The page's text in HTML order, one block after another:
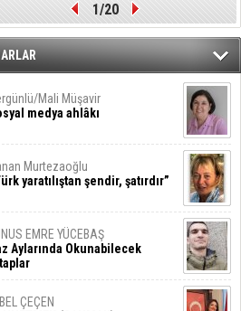
DURMALARINA HIZLI MÜDAHALE
YÖNELİK ÖNLENMESİ İÇİN
ÖNEMLİ ADIM
1/20
Mali Müşavir
medya ahlâkı
Murtezaoğlu
yaratılıştan şendir, şatırdır”
EMRE YÜCEBAŞ
Aylarında Okunabilecek
ÇEÇEN